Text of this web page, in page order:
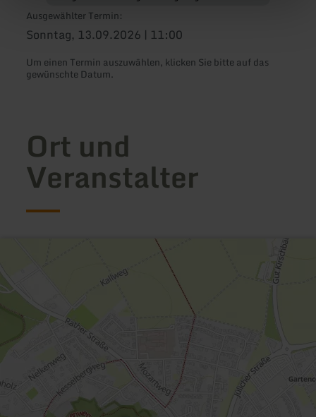
Ausgewählter Termin:
Sonntag, 13.09.2026 | 11:00
Um einen Termin auszuwählen, klicken Sie bitte auf das
gewünschte Datum.
Ort und
Veranstalter